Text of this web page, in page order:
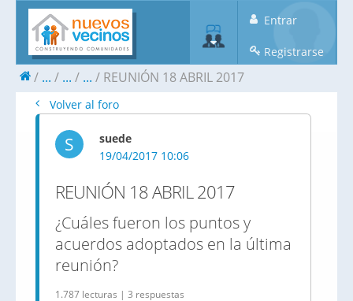
Entrar
Registrarse
... ... ... REUNIÓN 18 ABRIL 2017
Volver al foro
S
suede
19/04/2017 10:06
REUNIÓN 18 ABRIL 2017
¿Cuáles fueron los puntos y
acuerdos adoptados en la última
reunión?
1.787 lecturas | 3 respuestas